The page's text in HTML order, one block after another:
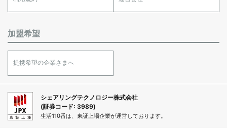
加盟希望
提携希望の企業さまへ
シェアリングテクノロジー株式会社
(証券コード: 3989)
生活110番は、東証上場企業が運営しております。